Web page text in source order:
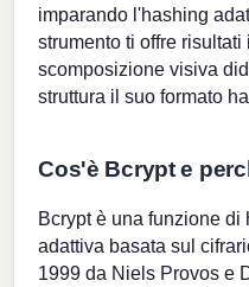
imparando l'hashing
strumento ti offre risultati
scomposizione visiva
struttura il suo formato
Cos'è Bcrypt e
Bcrypt è una funzione
adattiva basata sul
1999 da Niels Provos e